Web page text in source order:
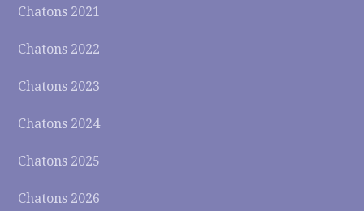
Chatons 2021
Chatons 2022
Chatons 2023
Chatons 2024
Chatons 2025
Chatons 2026